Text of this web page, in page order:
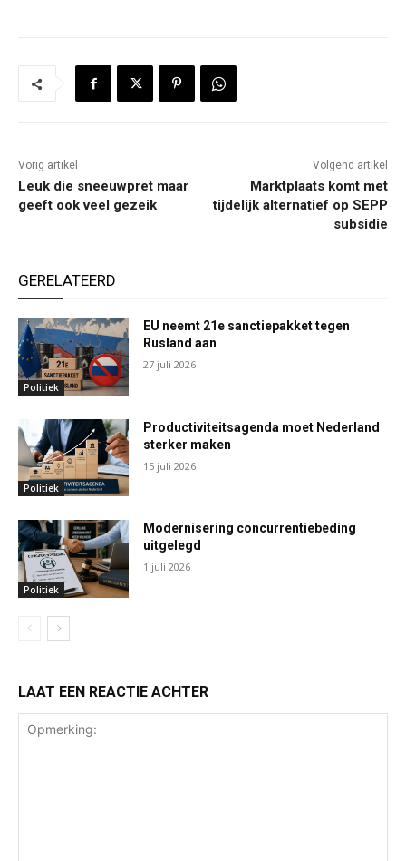
Vorig artikel
Leuk die sneeuwpret maar
geeft ook veel gezeik
Volgend artikel
Marktplaats komt met
tijdelijk alternatief op SEPP
subsidie
GERELATEERD
Politiek
EU neemt 21e sanctiepakket tegen
Rusland aan
27 juli 2026
Politiek
Productiviteitsagenda moet Nederland
sterker maken
15 juli 2026
Politiek
Modernisering concurrentiebeding
uitgelegd
1 juli 2026
LAAT EEN REACTIE ACHTER